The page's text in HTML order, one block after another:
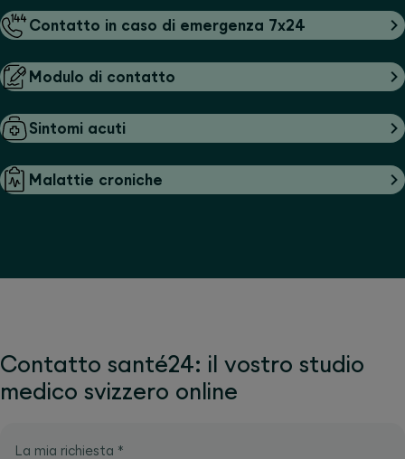
Contatto in caso di emergenza 7x24
Modulo di contatto
Sintomi acuti
Malattie croniche
Contatto santé24: il vostro studio
medico svizzero online
La mia richiesta *